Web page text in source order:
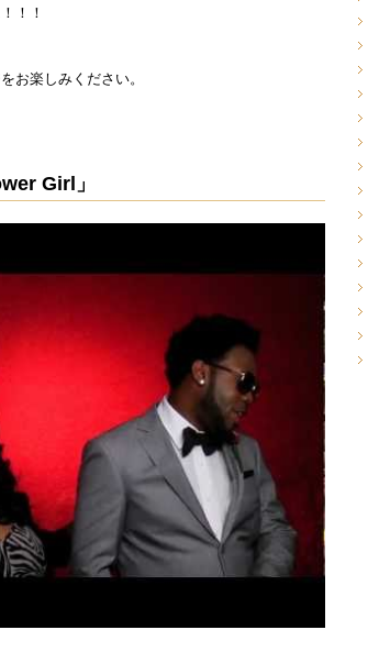
！！
お楽しみください。
Girl」